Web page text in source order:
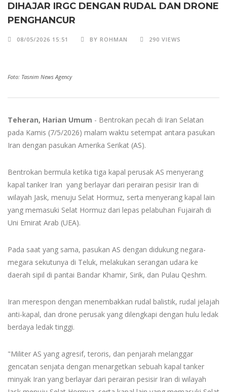
DIHAJAR IRGC DENGAN RUDAL DAN DRONE
PENGHANCUR
08/05/2026 15:51 BY ROHMAN 290 VIEWS
Foto: Tasnim News Agency
Teheran, Harian Umum - Bentrokan pecah di Iran Selatan
pada Kamis (7/5/2026) malam waktu setempat antara pasukan
Iran dengan pasukan Amerika Serikat (AS).
Bentrokan bermula ketika tiga kapal perusak AS menyerang
kapal tanker Iran yang berlayar dari perairan pesisir Iran di
wilayah Jask, menuju Selat Hormuz, serta menyerang kapal lain
yang memasuki Selat Hormuz dari lepas pelabuhan Fujairah di
Uni Emirat Arab (UEA).
Pada saat yang sama, pasukan AS dengan didukung negara-
megara sekutunya di Teluk, melakukan serangan udara ke
daerah sipil di pantai Bandar Khamir, Sirik, dan Pulau Qeshm.
Iran merespon dengan menembakkan rudal balistik, rudal jelajah
anti-kapal, dan drone perusak yang dilengkapi dengan hulu ledak
berdaya ledak tinggi.
"Militer AS yang agresif, teroris, dan penjarah melanggar
gencatan senjata dengan menargetkan sebuah kapal tanker
minyak Iran yang berlayar dari perairan pesisir Iran di wilayah